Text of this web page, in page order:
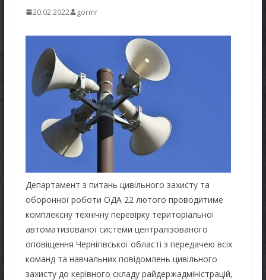
20.02.2022 gormr
Департамент з питань цивільного захисту та
оборонної роботи ОДА 22 лютого проводитиме
комплексну технічну перевірку територіальної
автоматизованої системи централізованого
оповіщення Чернігівської області з передачею всіх
команд та навчальних повідомлень цивільного
захисту до керівного складу райдержадміністрацій,